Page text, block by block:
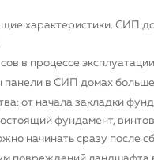
характеристики. СИП
в процессе
панели в СИП домах
от начала закладки
фундамент,
начинать сразу после